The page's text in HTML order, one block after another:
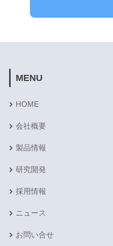
MENU
HOME
会社概要
製品情報
研究開発
採用情報
ニュース
お問い合せ